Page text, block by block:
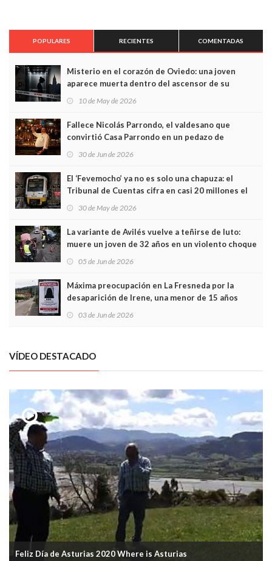
POPULARES RECIENTES COMENTADAS
Misterio en el corazón de Oviedo: una joven
aparece muerta dentro del ascensor de su
edificio y las cámaras captan sus últimos minutos
10 de May de 2026
Fallece Nicolás Parrondo, el valdesano que
convirtió Casa Parrondo en un pedazo de
Asturias en Madrid
30 de Jun de 2026
El ‘Fevemocho’ ya no es solo una chapuza: el
Tribunal de Cuentas cifra en casi 20 millones el
sobrecoste de los trenes que no cabían por los
30 de May de 2026
La variante de Avilés vuelve a teñirse de luto:
muere un joven de 32 años en un violento choque
frontal
05 de Jun de 2026
Máxima preocupación en La Fresneda por la
desaparición de Irene, una menor de 15 años
03 de Jun de 2026
VÍDEO DESTACADO
Feliz Día de Asturias 2020 Where is Asturias